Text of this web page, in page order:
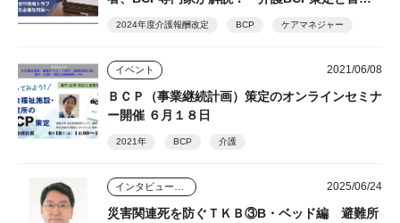
直下型／南海トラフ地震への対策」☆参加無料、
2024年度介護報酬改定 BCP ケアマネジャー
イベント 2021/06/08
ＢＣＰ（事業継続計画）策定のオンラインセミナ
ー開催 ６月１８日
2021年 BCP 介護
2025/06/24
災害関連死を防ぐＴＫＢ③B・ベッド編 避難所